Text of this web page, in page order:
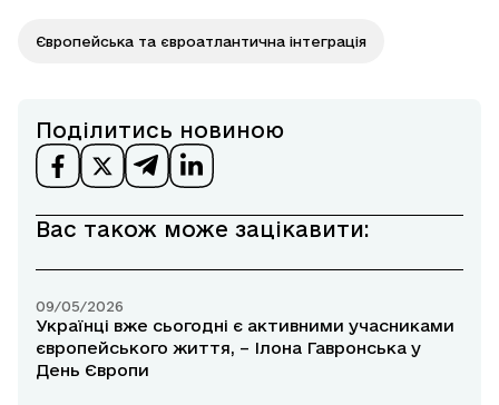
Європейська та євроатлантична інтеграція
Поділитись новиною
Вас також може зацікавити:
09/05/2026
Українці вже сьогодні є активними учасниками
європейського життя, – Ілона Гавронська у
День Європи